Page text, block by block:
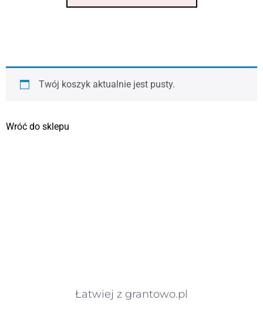
Twój koszyk aktualnie jest pusty.
Wróć do sklepu
Łatwiej z grantowo.pl